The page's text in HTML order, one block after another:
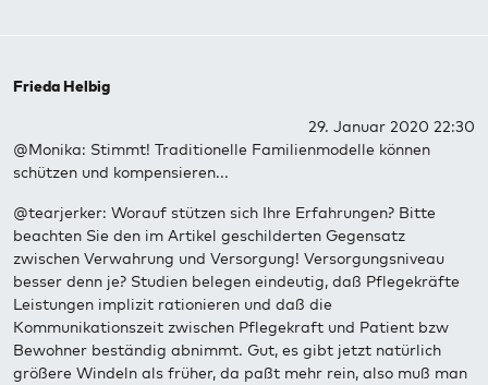
Frieda Helbig
29. Januar 2020 22:30
@Monika: Stimmt! Traditionelle Familienmodelle können
schützen und kompensieren...
@tearjerker: Worauf stützen sich Ihre Erfahrungen? Bitte
beachten Sie den im Artikel geschilderten Gegensatz
zwischen Verwahrung und Versorgung! Versorgungsniveau
besser denn je? Studien belegen eindeutig, daß Pflegekräfte
Leistungen implizit rationieren und daß die
Kommunikationszeit zwischen Pflegekraft und Patient bzw
Bewohner beständig abnimmt. Gut, es gibt jetzt natürlich
größere Windeln als früher, da paßt mehr rein, also muß man